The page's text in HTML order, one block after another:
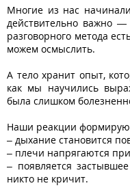
Многие из нас
действительно важно —
разговорного метода
можем осмыслить.
А тело хранит опыт,
как мы научились
была слишком
Наши реакции
– дыхание становится
– плечи напрягаются
– появляется
никто не кричит.